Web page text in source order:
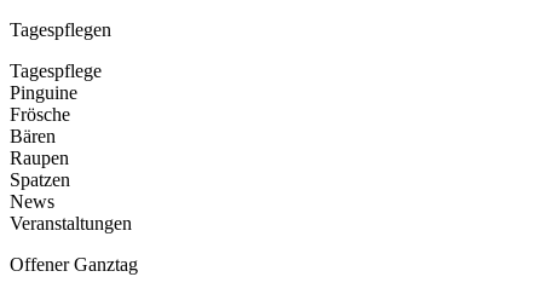
Tagespflegen
Tagespflege
Pinguine
Frösche
Bären
Raupen
Spatzen
News
Veranstaltungen
Offener Ganztag